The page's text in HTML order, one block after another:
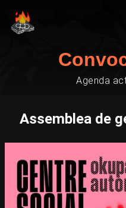
Agenda
Assemblea de